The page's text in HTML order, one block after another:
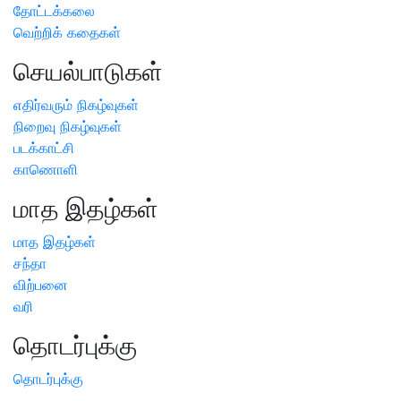
தோட்டக்கலை
வெற்றிக் கதைகள்
செயல்பாடுகள்
எதிர்வரும் நிகழ்வுகள்
நிறைவு நிகழ்வுகள்
படக்காட்சி
காணொளி
மாத இதழ்கள்
மாத இதழ்கள்
சந்தா
விற்பனை
வரி
தொடர்புக்கு
தொடர்புக்கு